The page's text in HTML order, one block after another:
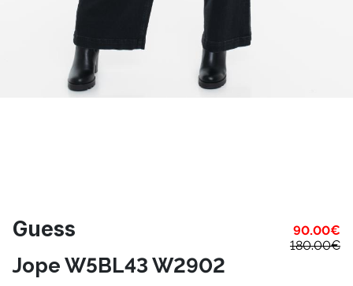
Guess 90.00€
180.00€
Jope W5BL43 W2902